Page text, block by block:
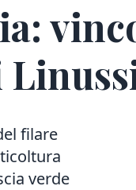
filare
verde